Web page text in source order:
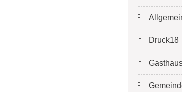
Druck18